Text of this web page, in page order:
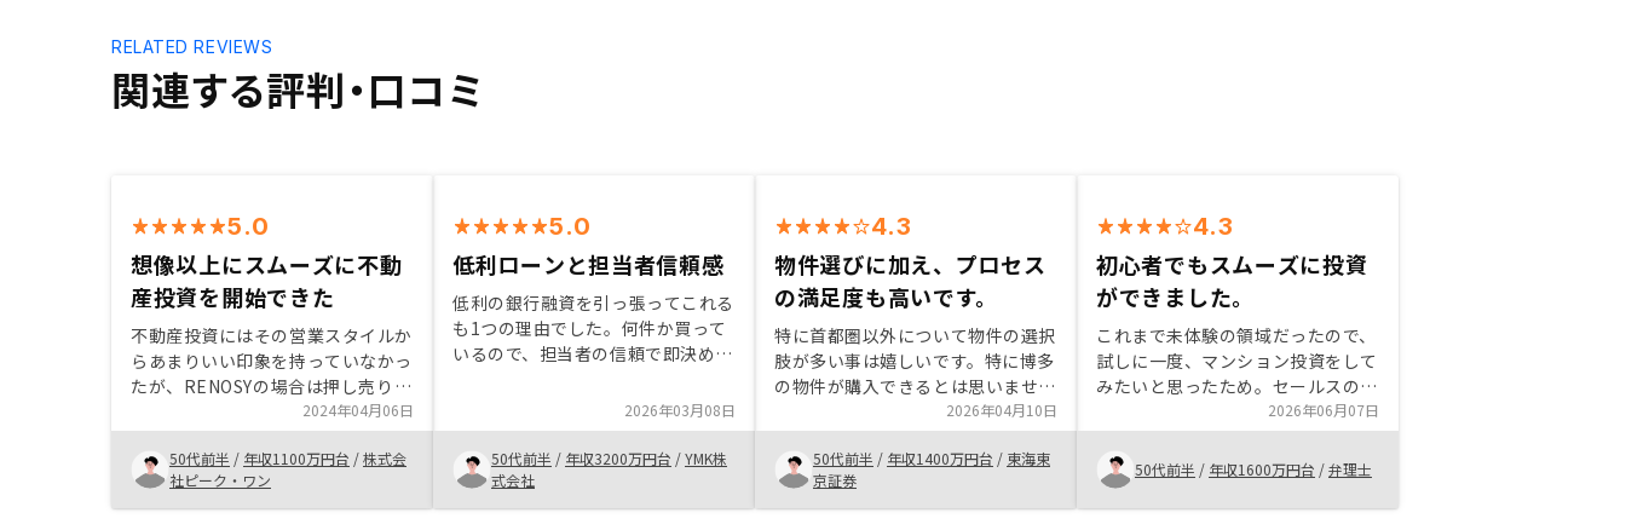
関連する評判・口コミ
RELATED REVIEWS
5.0
想像以上にスムーズに不動
産投資を開始できた
不動産投資にはその営業スタイルか
らあまりいい印象を持っていなかっ
たが、RENOSYの場合は押し売り感
もなく、コミュニケーションの方法
もこちらの意向を汲んで対応いただ
けました。不動産購入はこれまでも
なんどか経験がありますが、
RENOSYは想像以上にスムーズに話
2024年04月06日
50代前半 / 年収1100万円台 /株式会
社ピーク・ワン
5.0
低利ローンと担当者信頼感
低利の銀行融資を引っ張ってこれる
も1つの理由でした。何件か買って
いるので、担当者の信頼で即決めな
物件を見ている余裕はないというと
ころはありました。そこは担当者の
信頼の部分かと思います。
2026年03月08日
50代前半 / 年収3200万円台 /YMK株
式会社
4.3
物件選びに加え、プロセス
の満足度も高いです。
特に首都圏以外について物件の選択
肢が多い事は嬉しいです。特に博多
の物件が購入できるとは思いません
でした。担当者も知識豊富で比較検
討しやすく説明してくれます。手続
きも円滑で不満はありません。他社
と比較しましたが御社に決めていま
す。
2026年04月10日
50代前半 / 年収1400万円台 / 東海東
京証券
4.3
初心者でもスムーズに投資
ができました。
これまで未体験の領域だったので、
試しに一度、マンション投資をして
みたいと思ったため。セールスの方
が非常にやり手の方と感じ、この人
ならトータルでみて、任せて大丈夫
そうと思いました。担当者との連絡
もLINEでタイムリーに行えまし
た。
2026年06月07日
50代前半 / 年収1600万円台 /弁理士